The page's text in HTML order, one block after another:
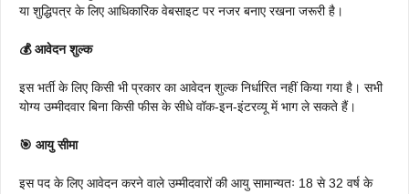
या शुद्धिपत्र के लिए आधिकारिक वेबसाइट पर नजर बनाए रखना जरूरी है।
💰 आवेदन शुल्क
इस भर्ती के लिए किसी भी प्रकार का आवेदन शुल्क निर्धारित नहीं किया गया है। सभी
योग्य उम्मीदवार बिना किसी फीस के सीधे वॉक-इन-इंटरव्यू में भाग ले सकते हैं।
🎯 आयु सीमा
इस पद के लिए आवेदन करने वाले उम्मीदवारों की आयु सामान्यतः 18 से 32 वर्ष के